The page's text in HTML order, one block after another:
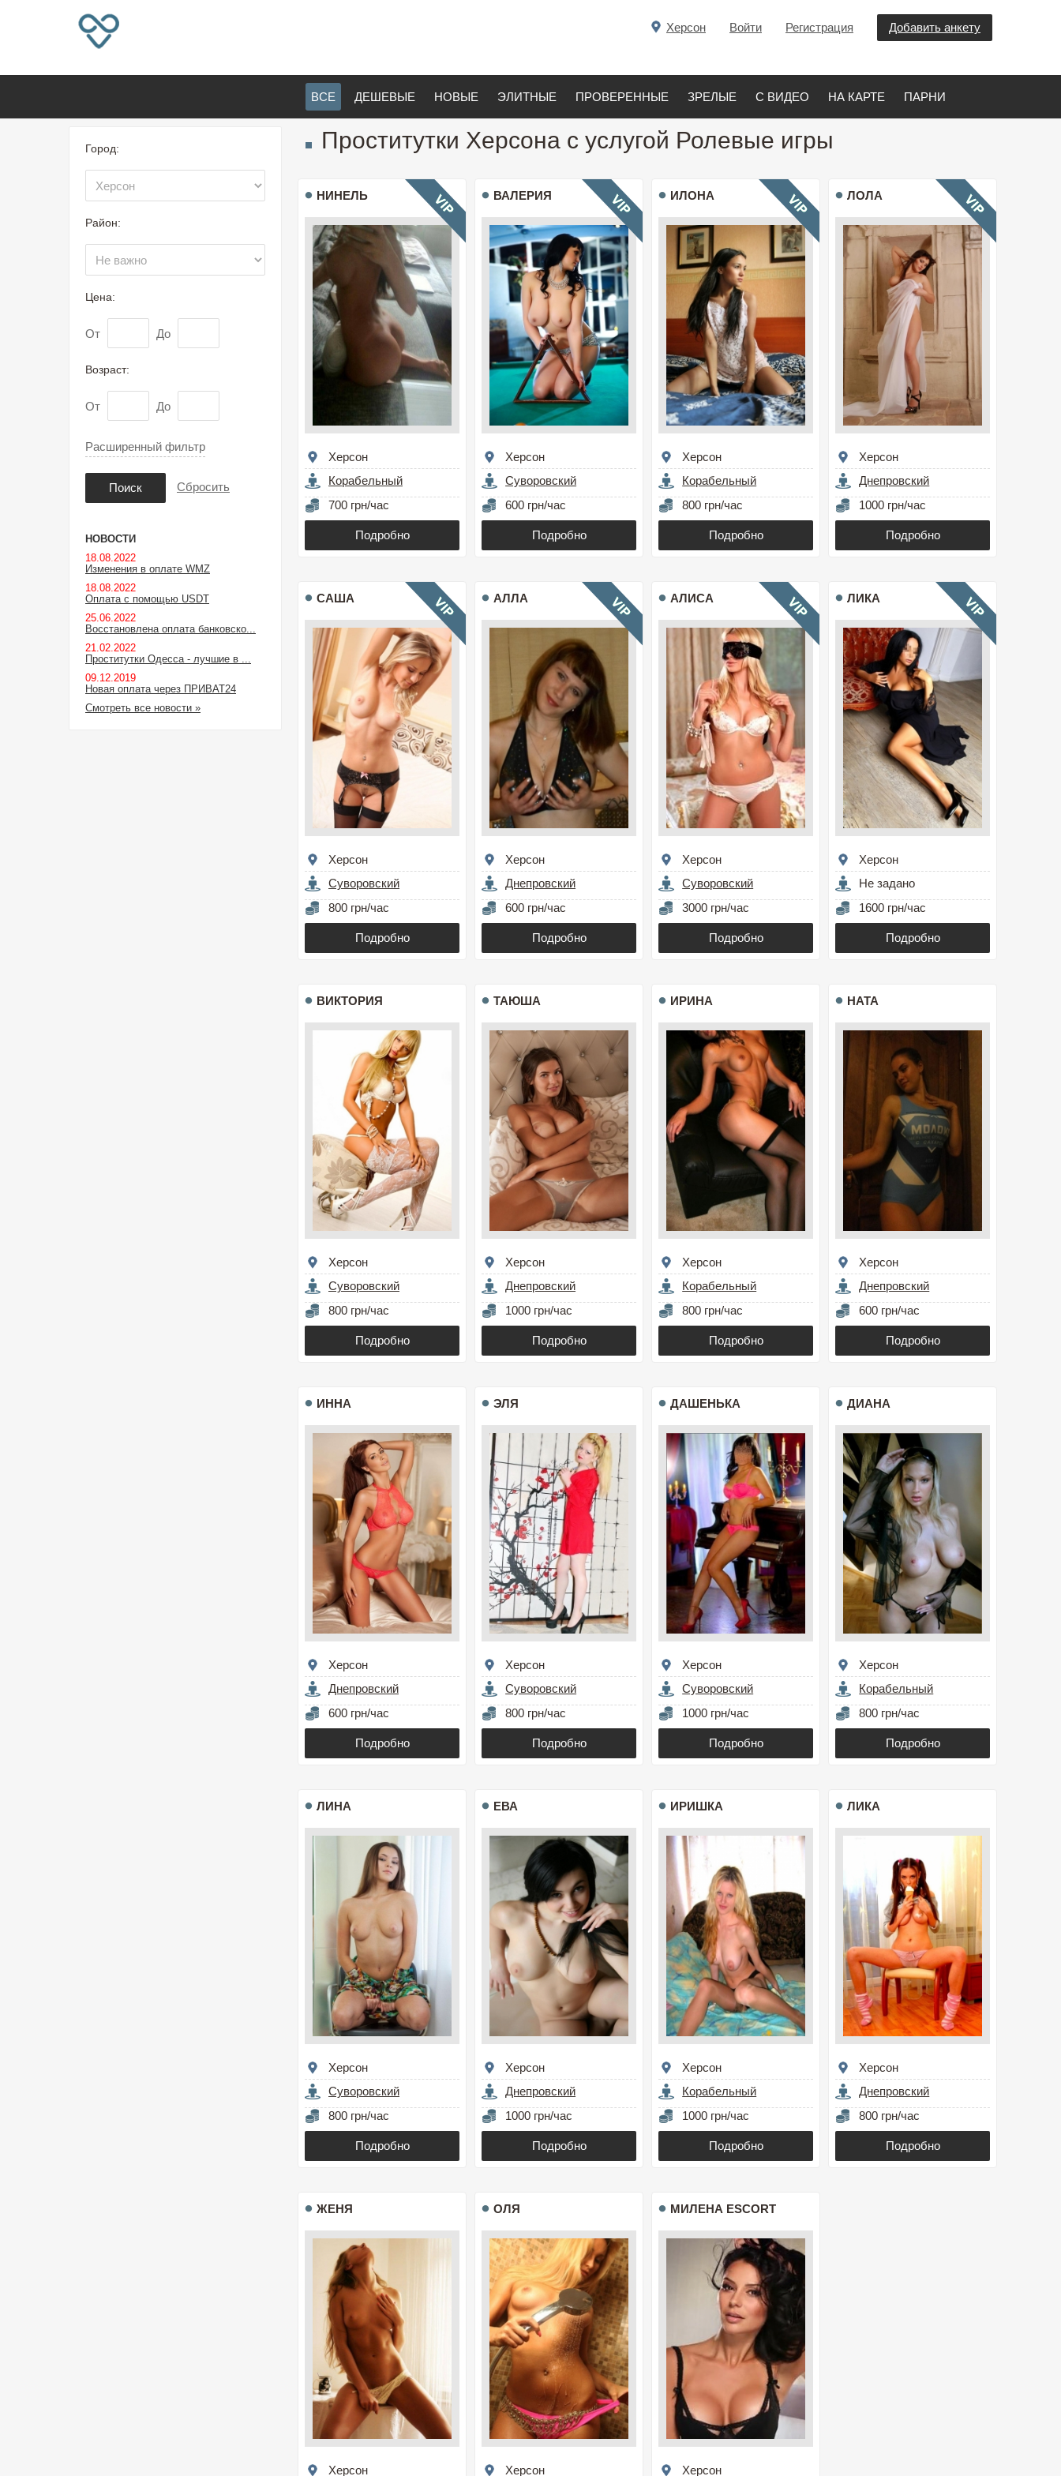
Добавить анкету
Регистрация
Войти
Херсон
ВСЕ ДЕШЕВЫЕ НОВЫЕ ЭЛИТНЫЕ ПРОВЕРЕННЫЕ ЗРЕЛЫЕ С ВИДЕО НА КАРТЕ ПАРНИ
Проститутки Херсона с услугой Ролевые игры
НИНЕЛЬ
Херсон
Корабельный
700 грн/час
Подробно
ВАЛЕРИЯ
Херсон
Суворовский
600 грн/час
Подробно
ИЛОНА
Херсон
Корабельный
800 грн/час
Подробно
ЛОЛА
Херсон
Днепровский
1000 грн/час
Подробно
САША
Херсон
Суворовский
800 грн/час
Подробно
АЛЛА
Херсон
Днепровский
600 грн/час
Подробно
АЛИСА
Херсон
Суворовский
3000 грн/час
Подробно
ЛИКА
Херсон
Не задано
1600 грн/час
Подробно
ВИКТОРИЯ
Херсон
Суворовский
800 грн/час
Подробно
ТАЮША
Херсон
Днепровский
1000 грн/час
Подробно
ИРИНА
Херсон
Корабельный
800 грн/час
Подробно
НАТА
Херсон
Днепровский
600 грн/час
Подробно
ИННА
Херсон
Днепровский
600 грн/час
Подробно
ЭЛЯ
Херсон
Суворовский
800 грн/час
Подробно
ДАШЕНЬКА
Херсон
Суворовский
1000 грн/час
Подробно
ДИАНА
Херсон
Корабельный
800 грн/час
Подробно
ЛИНА
Херсон
Суворовский
800 грн/час
Подробно
ЕВА
Херсон
Днепровский
1000 грн/час
Подробно
ИРИШКА
Херсон
Корабельный
1000 грн/час
Подробно
ЛИКА
Херсон
Днепровский
800 грн/час
Подробно
ЖЕНЯ
Херсон
ОЛЯ
Херсон
МИЛЕНА ESCORT
Херсон
Город:
Район:
Цена:
От До
Возраст:
От До
Расширенный фильтр
Поиск Сбросить
НОВОСТИ
18.08.2022
Изменения в оплате WMZ
18.08.2022
Оплата с помощью USDT
25.06.2022
Восстановлена оплата банковско...
21.02.2022
Проститутки Одесса - лучшие в ...
09.12.2019
Новая оплата через ПРИВАТ24
Смотреть все новости »